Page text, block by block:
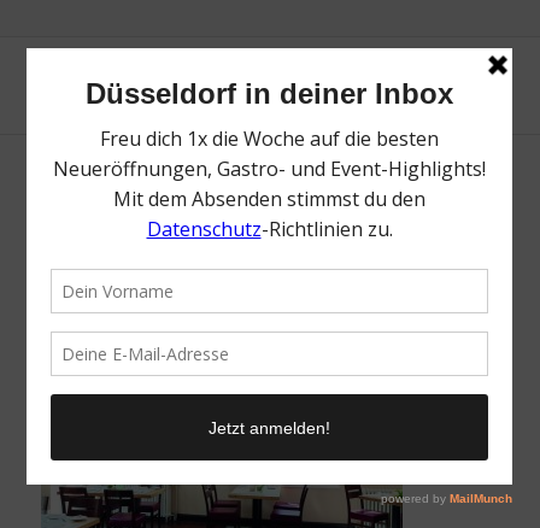
Christian Penzhorn
20. Februar 2018 /